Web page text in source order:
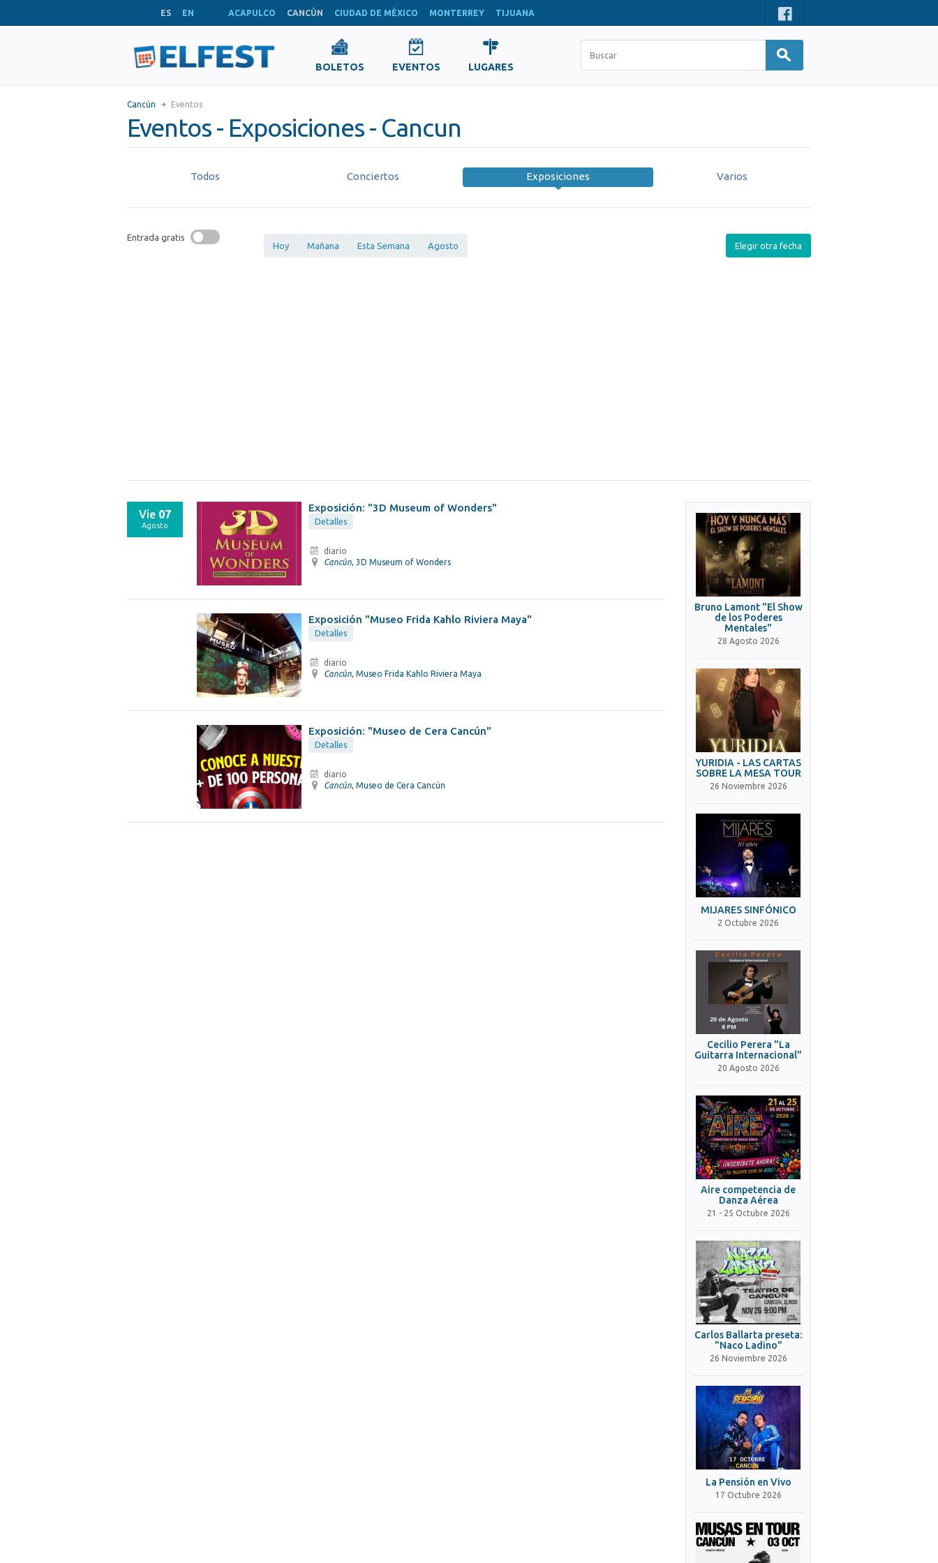
ES EN ACAPULCO CANCÚN CIUDAD DE MÉXICO MONTERREY TIJUANA
BOLETOS EVENTOS LUGARES
Cancún Eventos
Eventos - Exposiciones - Cancun
Todos Conciertos Exposiciones Varios
Entrada gratis
Hoy
Mañana Esta Semana Agosto Elegir otra fecha
Vie 07
Agosto
Exposición: "3D Museum of Wonders"
Detalles
diario
Cancún, 3D Museum of Wonders
Exposición "Museo Frida Kahlo Riviera Maya"
Detalles
diario
Cancún, Museo Frida Kahlo Riviera Maya
Exposición: "Museo de Cera Cancún"
Detalles
diario
Cancún, Museo de Cera Cancún
Bruno Lamont "El Show
de los Poderes
Mentales"
28 Agosto 2026
YURIDIA - LAS CARTAS
SOBRE LA MESA TOUR
26 Noviembre 2026
MIJARES SINFÓNICO
2 Octubre 2026
Cecilio Perera "La
Guitarra Internacional"
20 Agosto 2026
Aire competencia de
Danza Aérea
21 - 25 Octubre 2026
Carlos Ballarta preseta:
"Naco Ladino"
26 Noviembre 2026
La Pensión en Vivo
17 Octubre 2026